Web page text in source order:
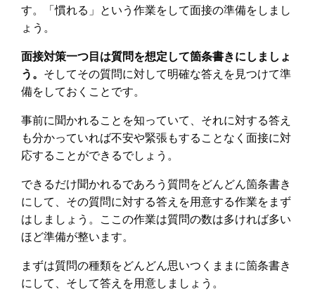
す。「慣れる」という作業をして面接の準備をしまし
ょう。
面接対策一つ目は質問を想定して箇条書きにしましょ
う。 そしてその質問に対して明確な答えを見つけて準
備をしておくことです。
事前に聞かれることを知っていて、それに対する答え
も分かっていれば不安や緊張もすることなく面接に対
応することができるでしょう。
できるだけ聞かれるであろう質問をどんどん箇条書き
にして、その質問に対する答えを用意する作業をまず
はしましょう。ここの作業は質問の数は多ければ多い
ほど準備が整います。
まずは質問の種類をどんどん思いつくままに箇条書き
にして、そして答えを用意しましょう。